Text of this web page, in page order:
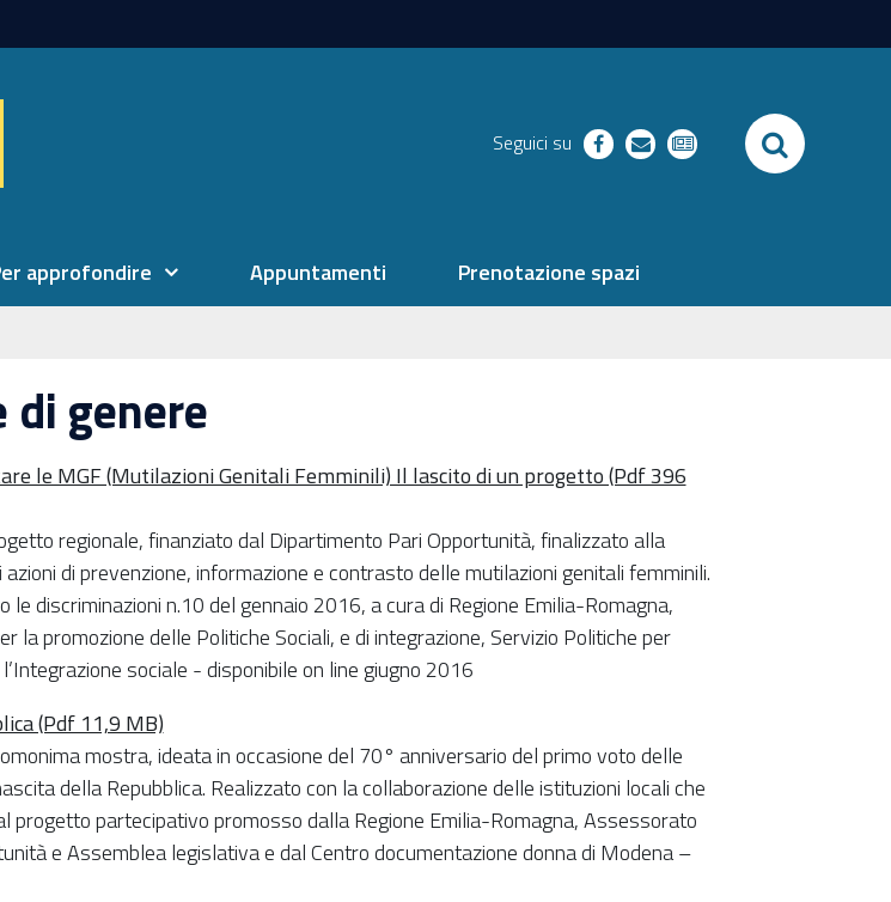
Seguici su facebookrichiestenewsletter SEARCH
approfondire Appuntamenti Prenotazione spazi
genere
le MGF (Mutilazioni Genitali Femminili) Il lascito di un progetto (Pdf 396
regionale, finanziato dal Dipartimento Pari Opportunità, finalizzato alla
azioni di prevenzione, informazione e contrasto delle mutilazioni genitali femminili.
le discriminazioni n.10 del gennaio 2016, a cura di Regione Emilia-Romagna,
la promozione delle Politiche Sociali, e di integrazione, Servizio Politiche per
l’Integrazione sociale - disponibile on line giugno 2016
(Pdf 11,9 MB)
mostra, ideata in occasione del 70° anniversario del primo voto delle
della Repubblica. Realizzato con la collaborazione delle istituzioni locali che
progetto partecipativo promosso dalla Regione Emilia-Romagna, Assessorato
e Assemblea legislativa e dal Centro documentazione donna di Modena –